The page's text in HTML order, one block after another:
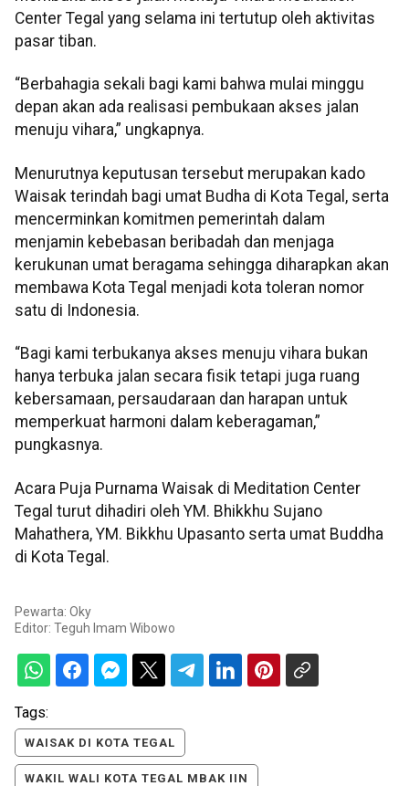
Center Tegal yang selama ini tertutup oleh aktivitas
pasar tiban.
“Berbahagia sekali bagi kami bahwa mulai minggu
depan akan ada realisasi pembukaan akses jalan
menuju vihara,” ungkapnya.
Menurutnya keputusan tersebut merupakan kado
Waisak terindah bagi umat Budha di Kota Tegal, serta
mencerminkan komitmen pemerintah dalam
menjamin kebebasan beribadah dan menjaga
kerukunan umat beragama sehingga diharapkan akan
membawa Kota Tegal menjadi kota toleran nomor
satu di Indonesia.
“Bagi kami terbukanya akses menuju vihara bukan
hanya terbuka jalan secara fisik tetapi juga ruang
kebersamaan, persaudaraan dan harapan untuk
memperkuat harmoni dalam keberagaman,”
pungkasnya.
Acara Puja Purnama Waisak di Meditation Center
Tegal turut dihadiri oleh YM. Bhikkhu Sujano
Mahathera, YM. Bikkhu Upasanto serta umat Buddha
di Kota Tegal.
Pewarta: Oky
Editor: Teguh Imam Wibowo
Tags:
WAISAK DI KOTA TEGAL
WAKIL WALI KOTA TEGAL MBAK IIN